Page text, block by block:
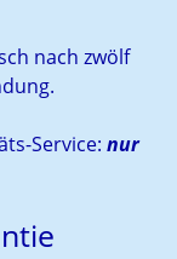
nach zwölf
Service: nur